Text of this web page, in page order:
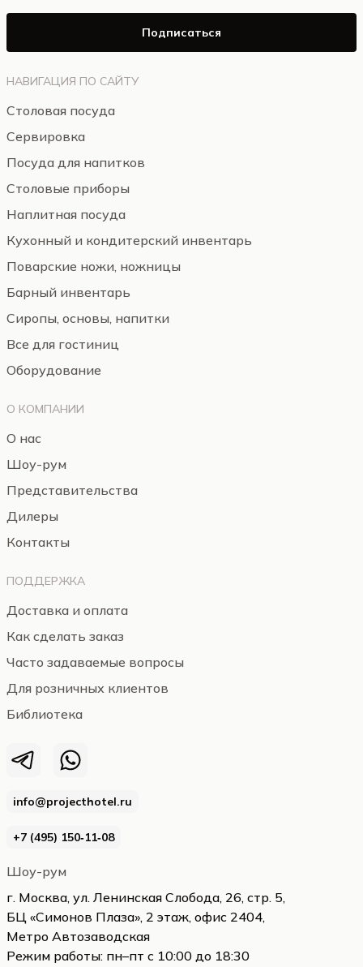
info@projecthotel.ru
+7 (495) 150‑11‑08
Шоу-рум
г. Москва, ул. Ленинская Слобода, 26, стр. 5,
БЦ «Симонов Плаза», 2 этаж, офис 2404,
Метро Автозаводская
Режим работы: пн–пт с 10:00 до 18:30
НАВИГАЦИЯ ПО САЙТУ
Столовая посуда
Сервировка
Посуда для напитков
Столовые приборы
Наплитная посуда
Кухонный и кондитерский инвентарь
Поварские ножи, ножницы
Барный инвентарь
Сиропы, основы, напитки
Все для гостиниц
Оборудование
О КОМПАНИИ
О нас
Шоу-рум
Представительства
Дилеры
Контакты
ПОДДЕРЖКА
Доставка и оплата
Как сделать заказ
Часто задаваемые вопросы
Для розничных клиентов
Библиотека
Подписаться